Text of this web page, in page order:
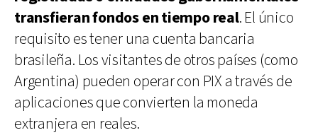
transfieran fondos en tiempo real. El único
requisito es tener una cuenta bancaria
brasileña. Los visitantes de otros países (como
Argentina) pueden operar con PIX a través de
aplicaciones que convierten la moneda
extranjera en reales.